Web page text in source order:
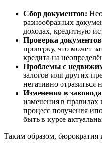
Сбор документов:
разнообразных
доходах, кредитную
Проверка
проверку, что может
кредита на
Проблемы с
залогов или других
негативно отразиться
Изменения в
изменения в правилах
процесс получения
быть в курсе
Таким образом,